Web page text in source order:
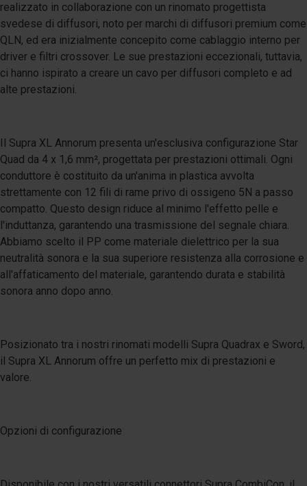
realizzato in collaborazione con un rinomato progettista
svedese di diffusori, noto per marchi di diffusori premium come
QLN, ed era inizialmente concepito come cablaggio interno per
driver e filtri crossover. Le sue prestazioni eccezionali, tuttavia,
ci hanno ispirato a creare un cavo per diffusori completo e ad
alte prestazioni.
Il Supra XL Annorum presenta un'esclusiva configurazione Star
Quad da 4 x 1,6 mm², progettata per prestazioni ottimali. Ogni
conduttore è costituito da un'anima in plastica avvolta
strettamente con 12 fili di rame privo di ossigeno 5N a passo
compatto. Questo design riduce al minimo l'effetto pelle e
l'induttanza, garantendo una trasmissione del segnale chiara.
Abbiamo scelto il PP come materiale dielettrico per la sua
neutralità sonora e la sua superiore resistenza alla corrosione e
all'affaticamento del materiale, garantendo durata e stabilità
sonora anno dopo anno.
Posizionato tra i nostri rinomati modelli Supra Quadrax e Sword,
il Supra XL Annorum offre un perfetto mix di prestazioni e
valore.
Opzioni di configurazione